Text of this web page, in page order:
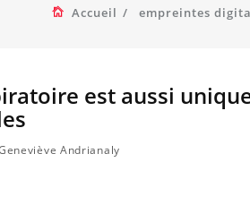
Accueil empreintes
est aussi
Andrianaly